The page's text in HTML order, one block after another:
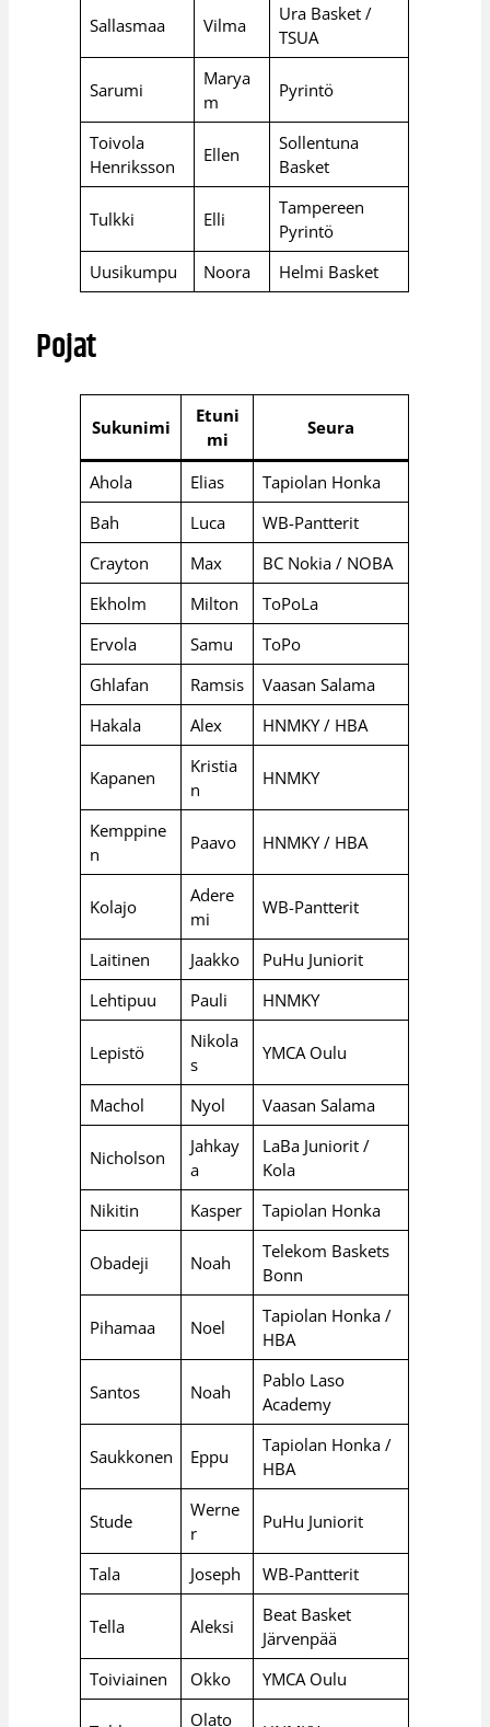
Sallasmaa Vilma
Ura Basket /
TSUA
Sarumi
Marya
m
Pyrintö
Toivola
Henriksson
Ellen
Sollentuna
Basket
Tulkki Elli
Tampereen
Pyrintö
Uusikumpu
Noora Helmi Basket
Pojat
Sukunimi
Etuni
mi
Seura
Ahola Elias
Tapiolan Honka
Bah
Luca
WB-Pantterit
Crayton
Max
BC Nokia / NOBA
Ekholm
Milton
ToPoLa
Ervola
Samu
ToPo
Ghlafan
Ramsis
Vaasan Salama
Hakala
Alex HNMKY / HBA
Kapanen
Kristia
n
HNMKY
Kemppine
n
Paavo HNMKY / HBA
Kolajo
Adere
mi
WB-Pantterit
Laitinen Jaakko
PuHu Juniorit
Lehtipuu
Pauli HNMKY
Lepistö
Nikola
s
YMCA Oulu
Machol Nyol Vaasan Salama
Nicholson
Jahkay
a
LaBa Juniorit /
Kola
Nikitin
Kasper Tapiolan Honka
Obadeji Noah
Telekom Baskets
Bonn
Pihamaa Noel
Tapiolan Honka /
HBA
Santos Noah
Pablo Laso
Academy
Saukkonen Eppu
Tapiolan Honka /
HBA
Stude
Werne
r
PuHu Juniorit
Tala Joseph WB-Pantterit
Tella Aleksi
Beat Basket
Järvenpää
Toiviainen
Okko YMCA Oulu
Olato